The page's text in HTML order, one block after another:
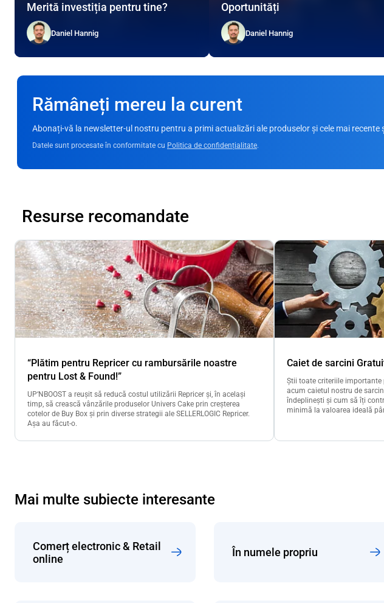
Merită investiția pentru tine?
Daniel Hannig
Oportunități
Daniel Hannig
Rămâneți mereu la curent
Abonați-vă la newsletter-ul nostru pentru a primi actualizări ale produselor și cele mai recente
Datele sunt procesate în conformitate cu Politica de confidențialitate.
Resurse recomandate
“Plătim pentru Repricer cu rambursările noastre
pentru Lost & Found!”
UP‘NBOOST a reușit să reducă costul utilizării Repricer și, în același
timp, să crească vânzările produselor Univers Cake prin creșterea
cotelor de Buy Box și prin diverse strategii ale SELLERLOGIC Repricer.
Așa au făcut-o.
Caiet de sarcini
Știi toate criteriile importante
acum caietul nostru de
îndeplinești și cum să îți
minimă la valoarea ideală
Mai multe subiecte interesante
Comerț electronic & Retail
online
În numele propriu